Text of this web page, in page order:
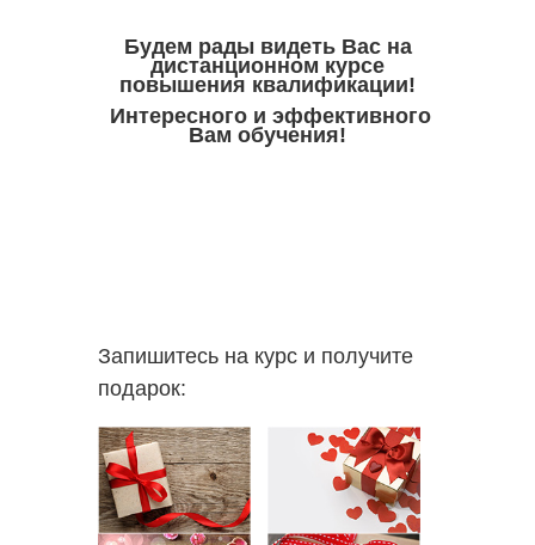
Будем рады видеть Вас на
дистанционном курсе
повышения квалификации!
Интересного и эффективного
Вам обучения!
Запишитесь на курс и получите
подарок: